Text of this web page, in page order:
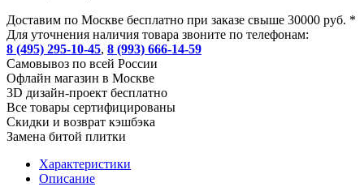
Доставим по Москве бесплатно при заказе свыше 30000 руб. *
Для уточнения наличия товара звоните по телефонам:
8 (495) 295-10-45, 8 (993) 666-14-59
Cамовывоз по всей России
Офлайн магазин в Москве
3D дизайн-проект бесплатно
Все товары сертифицированы
Скидки и возврат кэшбэка
Замена битой плитки
Характеристики
Описание